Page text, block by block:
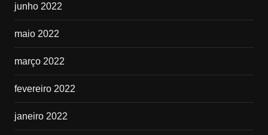
junho 2022
maio 2022
março 2022
fevereiro 2022
janeiro 2022